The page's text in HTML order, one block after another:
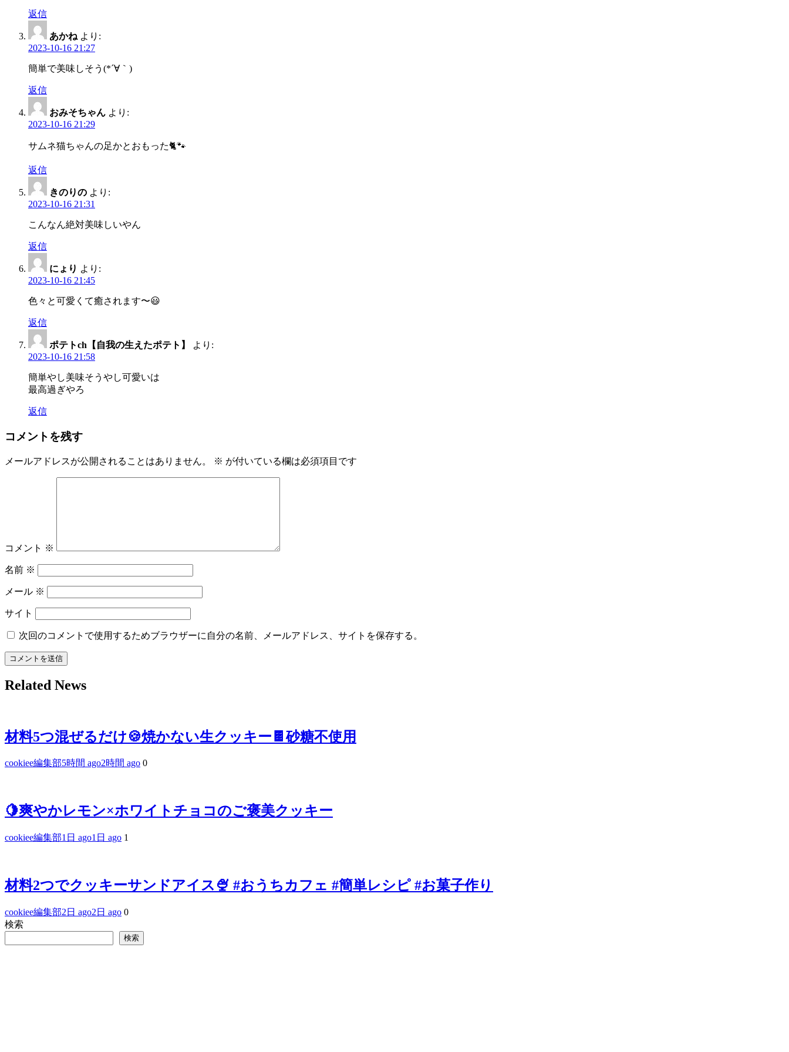
返信
あかね より:
2023-10-16 21:27
簡単で美味しそう(*´∀｀)
返信
おみそちゃん より:
2023-10-16 21:29
サムネ猫ちゃんの足かとおもった🐈🐾
返信
きのりの より:
2023-10-16 21:31
こんなん絶対美味しいやん
返信
にょり より:
2023-10-16 21:45
色々と可愛くて癒されます〜😃
返信
ポテトch【自我の生えたポテト】
より:
2023-10-16 21:58
簡単やし美味そうやし可愛いは
最高過ぎやろ
返信
コメントを残す
メールアドレスが公開されることはありません。 ※ が付いている欄は必須項目です
コメント ※
名前 ※
メール ※
サイト
次回のコメントで使用するためブラウザーに自分の名前、メールアドレス、サイトを保存する。
Related News
材料5つ混ぜるだけ🍪焼かない生クッキー🍫砂糖不使用
cookiee編集部5時間 ago2時間 ago 0
🍋爽やかレモン×ホワイトチョコのご褒美クッキー
cookiee編集部1日 ago1日 ago 1
材料2つでクッキーサンドアイス🍨 #おうちカフェ #簡単レシピ #お菓子作り
cookiee編集部2日 ago2日 ago 0
検索
検索